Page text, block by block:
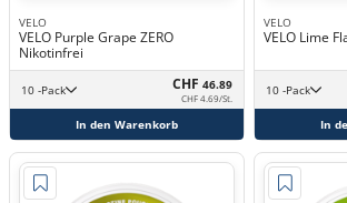
VELO
VELO Purple Grape ZERO
Nikotinfrei
10 -Pack CHF 46.89
CHF 4.69/St.
In den Warenkorb
VELO
VELO Lime
10 -Pack
In